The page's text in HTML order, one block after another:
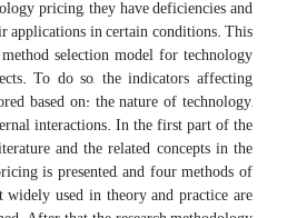
pricing, they have deficiencies and
in certain conditions. This
selection model for technology
To do so, the indicators affecting
based on: the nature of technology,
interactions. In the first part of the
and the related concepts in the
is presented, and four methods of
used in theory and practice are